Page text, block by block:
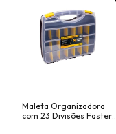
Maleta Organizadora
com 23 Divisões Fasterr